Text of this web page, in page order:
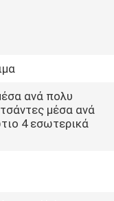
ανά πολυ
μέσα ανά
4 εσωτερικά